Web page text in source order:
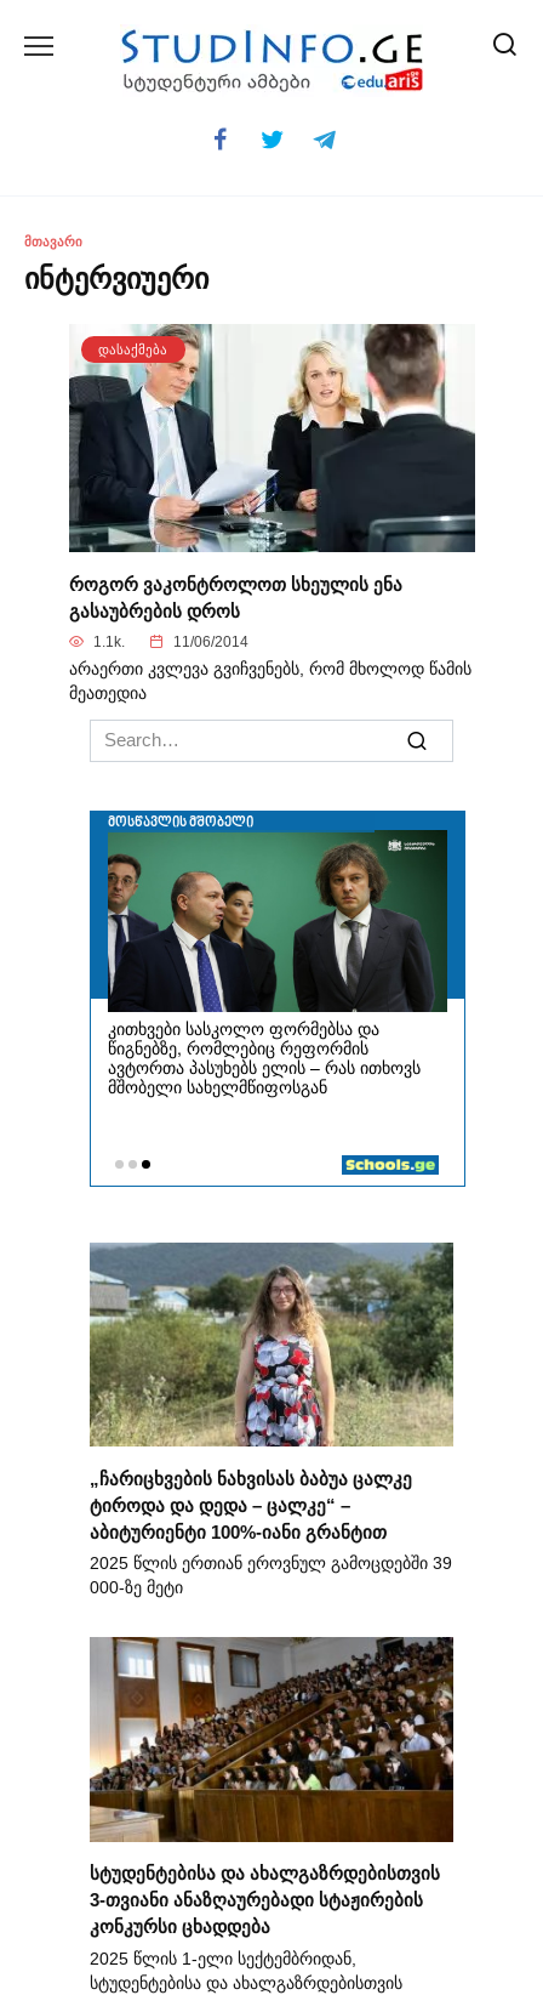
ᲛᲗᲐᲕᲐᲠᲘ
ინტერვიუერი
ᲓᲐᲡᲐᲥᲛᲔᲑᲐ
როგორ ვაკონტროლოთ სხეულის ენა
გასაუბრების დროს
1.1k. 11/06/2014
არაერთი კვლევა გვიჩვენებს, რომ მხოლოდ წამის
მეათედია
Search
for:
„ჩარიცხვების ნახვისას ბაბუა ცალკე
ტიროდა და დედა – ცალკე“ –
აბიტურიენტი 100%-იანი გრანტით
2025 წლის ერთიან ეროვნულ გამოცდებში 39
000-ზე მეტი
სტუდენტებისა და ახალგაზრდებისთვის
3-თვიანი ანაზღაურებადი სტაჟირების
კონკურსი ცხადდება
2025 წლის 1-ელი სექტემბრიდან,
სტუდენტებისა და ახალგაზრდებისთვის